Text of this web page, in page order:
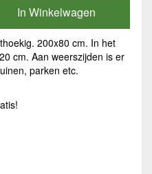
In Winkelwagen
200x80 cm. In het
cm. Aan weerszijden is er
parken etc.